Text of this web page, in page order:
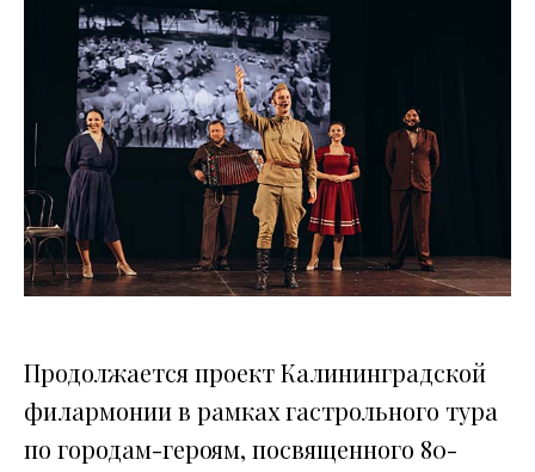
Продолжается проект Калининградской
филармонии в рамках гастрольного тура
по городам-героям, посвященного 80-